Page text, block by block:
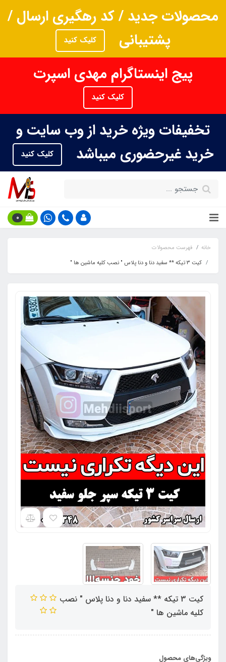
محصولات جدید / کد رهگیری ارسال /
پشتیبانی
کلیک کنید
پیج اینستاگرام مهدی اسپرت
کلیک کنید
تخفیفات ویژه خرید از وب سایت و
خرید غیرحضوری میباشد
کلیک کنید
0
خانه
فهرست محصولات
کیت 3 تیکه ** سفید دنا و دنا پلاس " نصب کلیه ماشین ها "
کیت 3 تیکه ** سفید دنا و دنا پلاس " نصب
کلیه ماشین ها "
ویژگی‌های محصول